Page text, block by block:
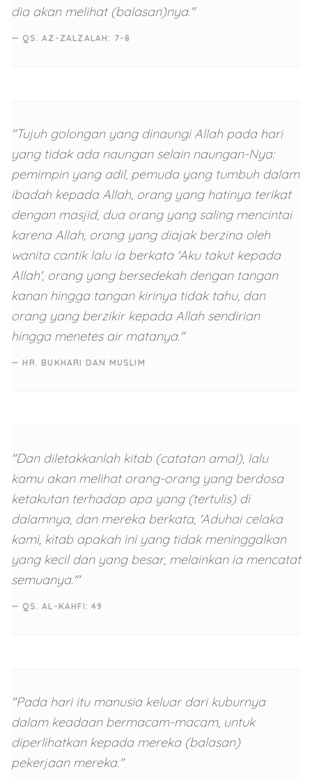
dia akan melihat (balasan)nya."
— QS. AZ-ZALZALAH: 7-8
"Tujuh golongan yang dinaungi Allah pada hari
yang tidak ada naungan selain naungan-Nya:
pemimpin yang adil, pemuda yang tumbuh dalam
ibadah kepada Allah, orang yang hatinya terikat
dengan masjid, dua orang yang saling mencintai
karena Allah, orang yang diajak berzina oleh
wanita cantik lalu ia berkata 'Aku takut kepada
Allah', orang yang bersedekah dengan tangan
kanan hingga tangan kirinya tidak tahu, dan
orang yang berzikir kepada Allah sendirian
hingga menetes air matanya."
— HR. BUKHARI DAN MUSLIM
"Dan diletakkanlah kitab (catatan amal), lalu
kamu akan melihat orang-orang yang berdosa
ketakutan terhadap apa yang (tertulis) di
dalamnya, dan mereka berkata, 'Aduhai celaka
kami, kitab apakah ini yang tidak meninggalkan
yang kecil dan yang besar, melainkan ia mencatat
semuanya.'"
— QS. AL-KAHFI: 49
"Pada hari itu manusia keluar dari kuburnya
dalam keadaan bermacam-macam, untuk
diperlihatkan kepada mereka (balasan)
pekerjaan mereka."